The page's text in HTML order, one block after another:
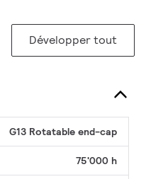
Développer tout
G13 Rotatable end-cap
75'000 h